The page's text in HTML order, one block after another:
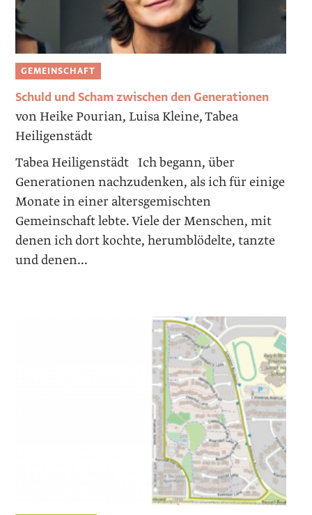
GEMEINSCHAFT
Schuld und Scham zwischen den Generationen
von Heike Pourian, Luisa Kleine, Tabea
Heiligenstädt
Tabea Heiligenstädt Ich begann, über
Generationen nachzudenken, als ich für einige
Monate in einer altersgemischten
Gemeinschaft lebte. Viele der Menschen, mit
denen ich dort kochte, herumblödelte, tanzte
und denen...